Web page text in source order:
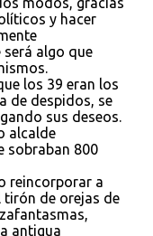
y hacer
algo que
los 39 eran los
de despidos, se
sus deseos.
alcalde
sobraban 800
reincorporar a
tirón de orejas de
antigua